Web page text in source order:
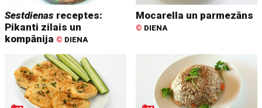
Sestdienas receptes:
Pikanti zilais un
kompānija © DIENA
Mocarella un parmezāns
© DIENA